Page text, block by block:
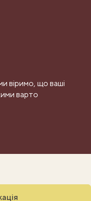
віримо, що ваші
варто